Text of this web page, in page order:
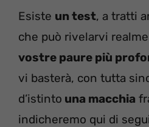
Esiste un test, a tratti
che può rivelarvi
vostre paure più
vi basterà, con tutta
d’istinto una macchia
indicheremo qui di